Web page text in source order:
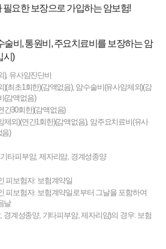
필요한 보장으로 가입하는 암보험!
술비, 통원비, 주요치료비를 보장하는 암
시)
), 유사암진단비
)(최초1회한)(감액없음), 암수술비(유사암제외)(감
(감액없음)
간30회한)(감액없음)
제외)(연간1회한)(감액없음), 암주요치료비(유사
음)
타피부암, 제자리암, 경계성종양
피보험자: 보험계약일
피보험자: 보험계약일로부터 그날을 포함하여
날
경계성종양, 기타피부암, 제자리암)의 경우: 보험